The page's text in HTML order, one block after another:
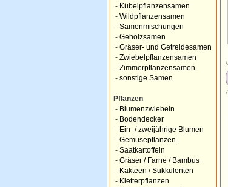
- Kübelpflanzensamen
- Wildpflanzensamen
- Samenmischungen
- Gehölzsamen
- Gräser- und Getreidesamen
- Zwiebelpflanzensamen
- Zimmerpflanzensamen
- sonstige Samen
Pflanzen
- Blumenzwiebeln
- Bodendecker
- Ein- / zweijährige Blumen
- Gemüsepflanzen
- Saatkartoffeln
- Gräser / Farne / Bambus
- Kakteen / Sukkulenten
- Kletterpflanzen